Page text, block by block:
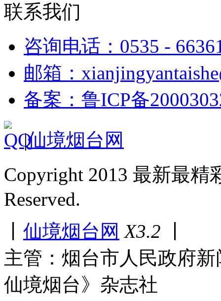
联系我们
咨询电话：0535 -
邮箱：
备案：鲁ICP备
|仙境烟台网
Copyright 2013 最新最
Reserved.
仙境烟台网 X3.2
主管：烟台市人民政府
仙境烟台》杂志社